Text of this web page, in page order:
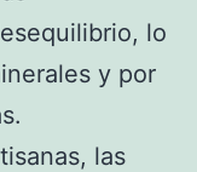
lo
y por
las